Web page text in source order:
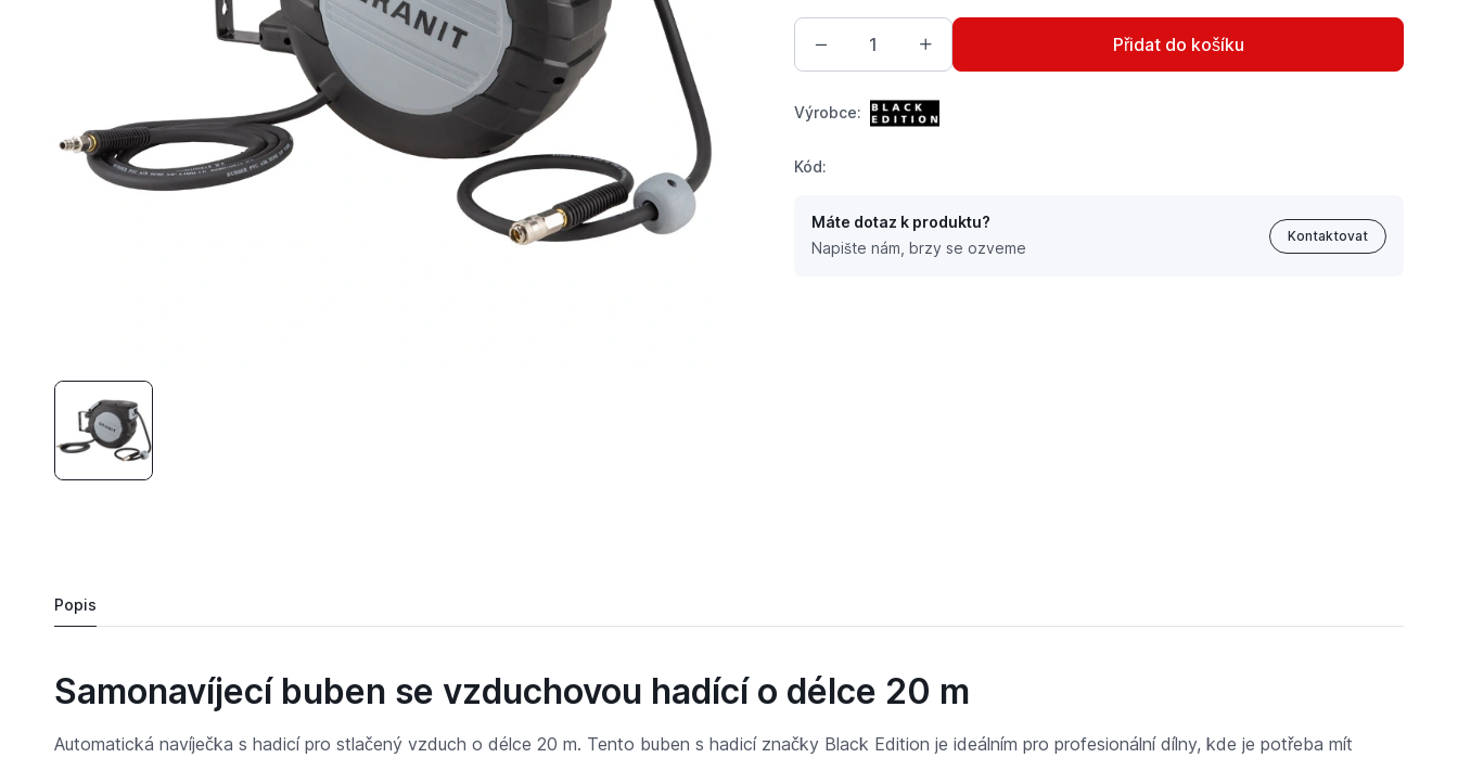
Přidat do košíku
Výrobce:
Kód:
Máte dotaz k produktu?
Napište nám, brzy se ozveme
Kontaktovat
Popis
Samonavíjecí buben se vzduchovou hadící o délce 20 m
Automatická navíječka s hadicí pro stlačený vzduch o délce 20 m. Tento buben s hadicí značky Black Edition je ideálním pro profesionální dílny, kde je potřeba mít